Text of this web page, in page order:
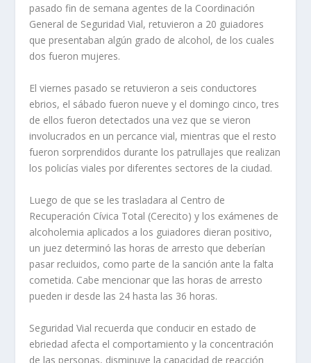
pasado fin de semana agentes de la Coordinación
General de Seguridad Vial, retuvieron a 20 guiadores
que presentaban algún grado de alcohol, de los cuales
dos fueron mujeres.
El viernes pasado se retuvieron a seis conductores
ebrios, el sábado fueron nueve y el domingo cinco, tres
de ellos fueron detectados una vez que se vieron
involucrados en un percance vial, mientras que el resto
fueron sorprendidos durante los patrullajes que realizan
los policías viales por diferentes sectores de la ciudad.
Luego de que se les trasladara al Centro de
Recuperación Cívica Total (Cerecito) y los exámenes de
alcoholemia aplicados a los guiadores dieran positivo,
un juez determinó las horas de arresto que deberían
pasar recluidos, como parte de la sanción ante la falta
cometida. Cabe mencionar que las horas de arresto
pueden ir desde las 24 hasta las 36 horas.
Seguridad Vial recuerda que conducir en estado de
ebriedad afecta el comportamiento y la concentración
de las personas, disminuye la capacidad de reacción